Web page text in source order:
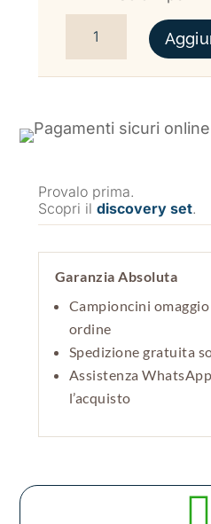
CACTEA CREME SOMPTUEUSE YEUX QUANTITÀ
Provalo prima.
Scopri il discovery set.
Garanzia Absoluta
Campioncini
ordine
Spedizione gratuita
Assistenza
l’acquisto
